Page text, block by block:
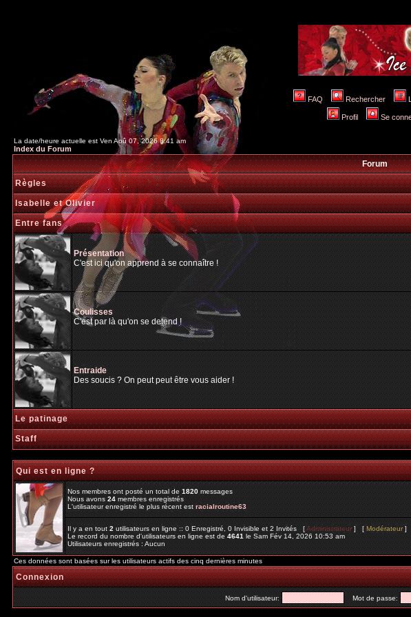
FAQ Rechercher
Profil Se
La date/heure actuelle est Ven Aoû 07, 2026 8:41 am
Index du Forum
Forum
Règles
Isabelle et Olivier
Entre fans
Présentation
C'est ici qu'on apprend à se connaître !
Coulisses
C'est par là qu'on se detend !
Entraide
Des soucis ? On peut peut être vous aider !
Le patinage
Staff
Qui est en ligne ?
Nos membres ont posté un total de1820messages
Nous avons24membres enregistrés
L'utilisateur enregistré le plus récent estracialroutine63
Il y a en tout2utilisateurs en ligne :: 0 Enregistré, 0 Invisible et 2 Invités [Administrateur] [Modérateur]
Le record du nombre d'utilisateurs en ligne est de4641le Sam Fév 14, 2026 10:53 am
Utilisateurs enregistrés : Aucun
Ces données sont basées sur les utilisateurs actifs des cinq dernières minutes
Connexion
Nom d'utilisateur: Mot de passe: